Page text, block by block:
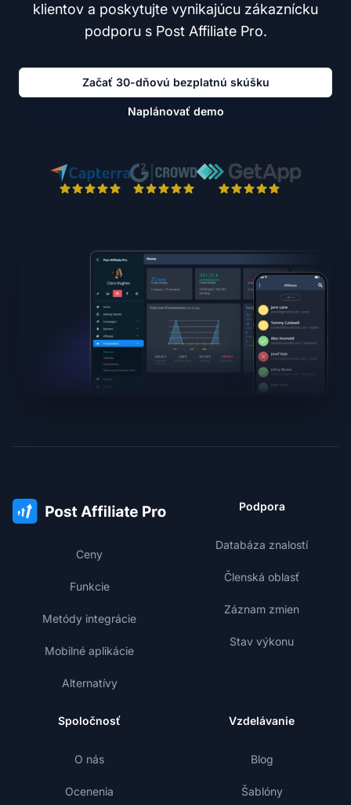
klientov a poskytujte vynikajúcu zákaznícku
podporu s Post Affiliate Pro.
Začať 30-dňovú bezplatnú skúšku
Naplánovať demo
Ceny
Funkcie
Metódy integrácie
Mobilné aplikácie
Alternatívy
Podpora
Databáza znalostí
Členská oblasť
Záznam zmien
Stav výkonu
Spoločnosť
O nás
Ocenenia
Vzdelávanie
Blog
Šablóny